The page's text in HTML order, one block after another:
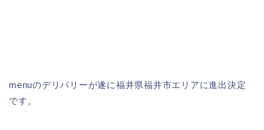
menuのデリバリーが遂に福井県福井市エリアに進出決定
です。